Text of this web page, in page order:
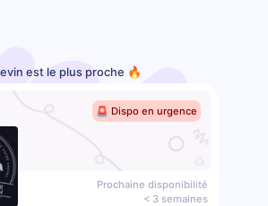
est le plus proche 🔥
🚨 Dispo en urgence
Prochaine disponibilité
< 3 semaines